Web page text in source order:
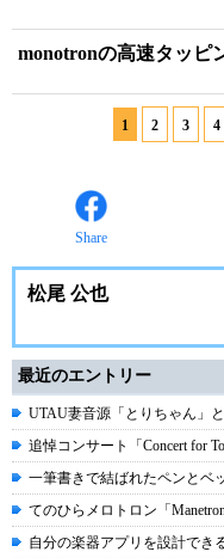
monotronの高速タッピ
1 2 3 4
Share
松尾 公也
最近のエントリー
UTAU妻音源「とりちゃん」
追悼コンサート「Concert for
一筆書きで結ばれたペンとベ
てのひらメロトロン「
自分の楽器アプリを設計でき